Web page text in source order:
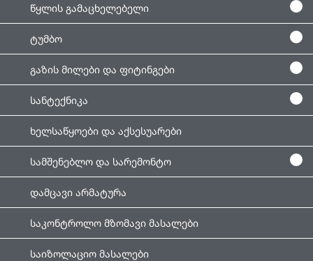
წყლის გამაცხელებელი
ტუმბო
გაზის მილები და ფიტინგები
სანტექნიკა
ხელსაწყოები და აქსესუარები
სამშენებლო და სარემონტო
დამცავი არმატურა
საკონტროლო მზომავი მასალები
საიზოლაციო მასალები